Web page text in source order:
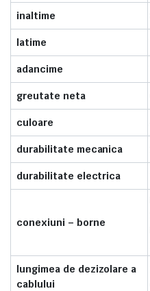
inaltime
latime
adancime
greutate neta
culoare
durabilitate mecanica
durabilitate electrica
conexiuni – borne
lungimea de dezizolare a
cablului